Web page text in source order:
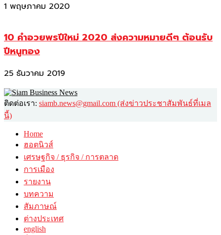
1 พฤษภาคม 2020
10 คำอวยพรปีใหม่ 2020 ส่งความหมายดีๆ ต้อนรับ
ปีหนูทอง
25 ธันวาคม 2019
ติดต่อเรา: siamb.news@gmail.com (ส่งข่าวประชาสัมพันธ์ที่เมล
นี้)
Home
ฮอตนิวส์
เศรษฐกิจ / ธุรกิจ / การตลาด
การเมือง
รายงาน
บทความ
สัมภาษณ์
ต่างประเทศ
english